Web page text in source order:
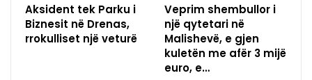
Aksident tek Parku i
Biznesit në Drenas,
rrokulliset një veturë
Veprim shembullor i
një qytetari në
Malishevë, e gjen
kuletën me afër 3 mijë
euro, e…